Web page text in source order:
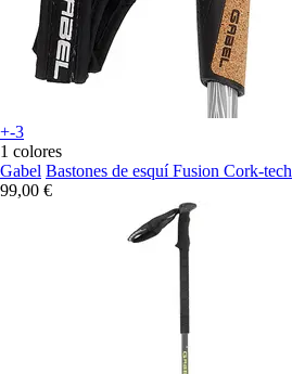
+-3
1 colores
Gabel Bastones de esquí Fusion Cork-tech
99,00 €